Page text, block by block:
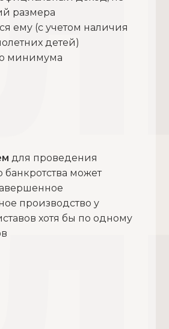
размера
ему (с учетом наличия
детей)
минимума
для проведения
банкротства может
производство у
хотя бы по одному